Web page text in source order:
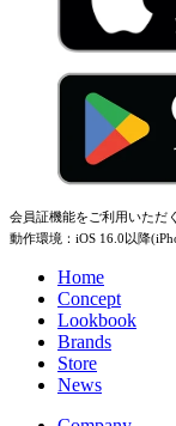
会員証機能をご利用いただ
動作環境：iOS 16.0以降
Home
Concept
Lookbook
Brands
Store
News